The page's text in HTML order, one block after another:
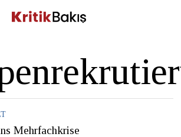
Mehrfachkrise